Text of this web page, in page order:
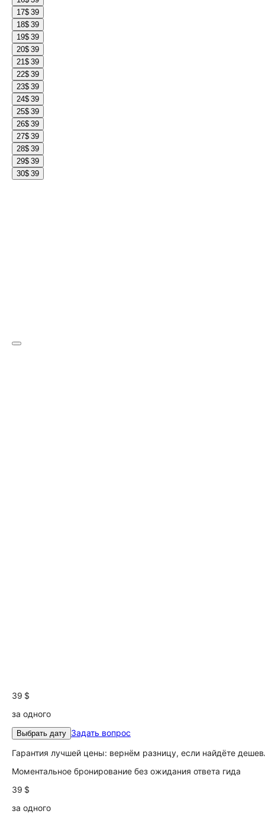
17$ 39
18$ 39
19$ 39
20$ 39
21$ 39
22$ 39
23$ 39
24$ 39
25$ 39
26$ 39
27$ 39
28$ 39
29$ 39
30$ 39
39 $
за одного
Выбрать дату Задать вопрос
Гарантия лучшей цены: вернём разницу, если найдёте
Моментальное бронирование без ожидания ответа гида
39 $
за одного